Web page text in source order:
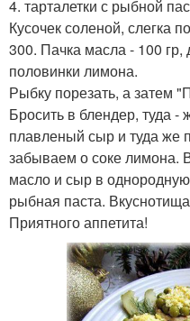
4. тарталетки с рыбной
Кусочек соленой, слегка
300. Пачка масла - 100
половинки лимона.
Рыбку порезать, а затем
Бросить в блендер, туда
плавленый сыр и туда
забываем о соке лимона.
масло и сыр в
рыбная паста.
Приятного аппетита!